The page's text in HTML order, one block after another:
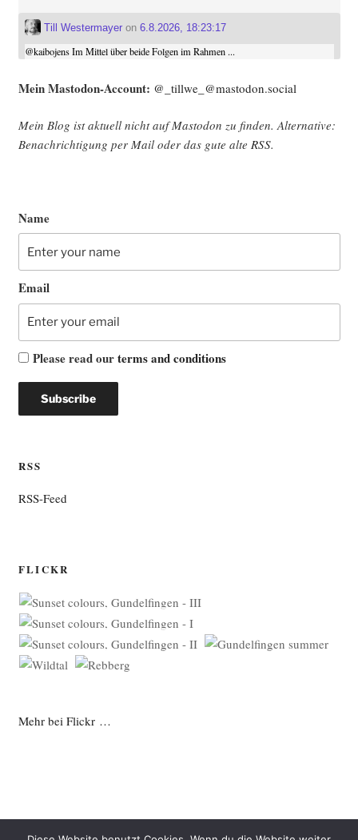
Till Westermayeron 6.8.2026, 18:23:17
@kaibojensIm Mittel über beide Folgen im Rahmen ...
Mein Mast­o­don-Account: @_tillwe_@mastodon.social
Mein Blog ist aktu­ell nicht auf Mast­o­don zu fin­den. Alter­na­ti­ve:
Benach­rich­ti­gung per Mail oder das gute alte RSS.
Name
Email
Please read ourterms and conditions
RSS
RSS-Feed
FLICKR
Mehr bei Flickr …